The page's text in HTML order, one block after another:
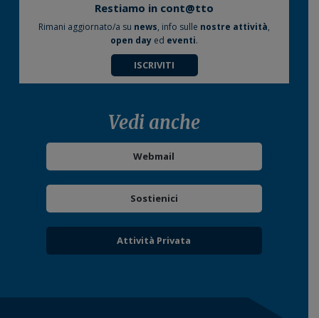
Restiamo in cont@tto
Rimani aggiornato/a su news, info sulle nostre attività,
open day ed eventi.
ISCRIVITI
Vedi anche
Webmail
Sostienici
Attività Privata